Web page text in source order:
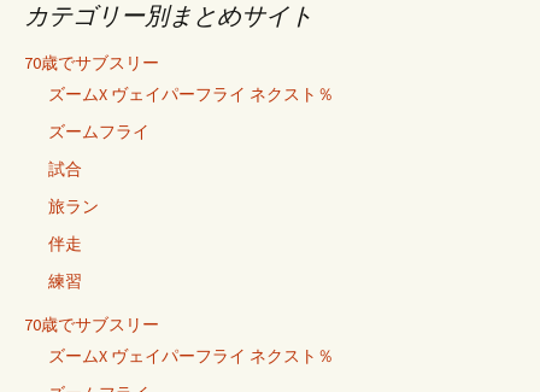
カテゴリー別まとめサイト
70歳でサブスリー
ズームX ヴェイパーフライ ネクスト％
ズームフライ
試合
旅ラン
伴走
練習
70歳でサブスリー
ズームX ヴェイパーフライ ネクスト％